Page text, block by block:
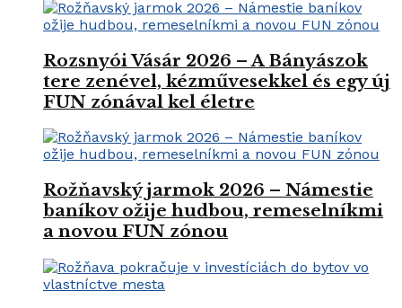
Rozsnyói Vásár 2026 – A Bányászok
tere zenével, kézművesekkel és egy új
FUN zónával kel életre
Rožňavský jarmok 2026 – Námestie
baníkov ožije hudbou, remeselníkmi
a novou FUN zónou